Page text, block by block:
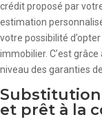
crédit proposé par
estimation
votre possibilité
immobilier. C’est
niveau des garanties
Substitution
et prêt à la